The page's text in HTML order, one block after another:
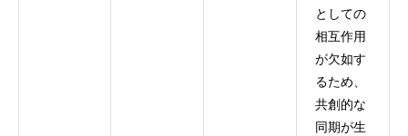
としての
相互作用
が欠如す
るため、
共創的な
同期が生